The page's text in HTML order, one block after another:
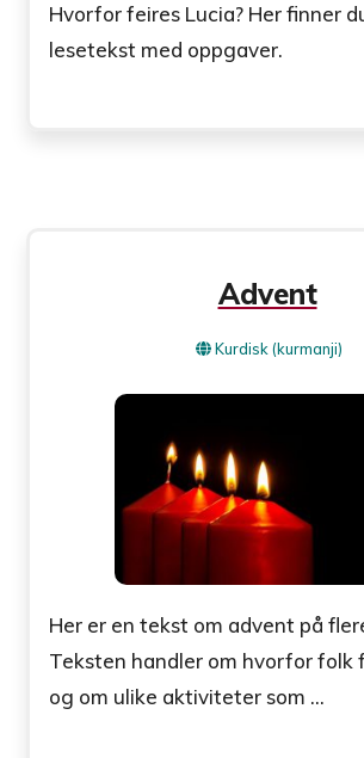
Hvorfor feires Lucia? Her finner
lesetekst med oppgaver.
Advent
Kurdisk (kurmanji)
Her er en tekst om advent på
Teksten handler om hvorfor folk
og om ulike aktiviteter som ...